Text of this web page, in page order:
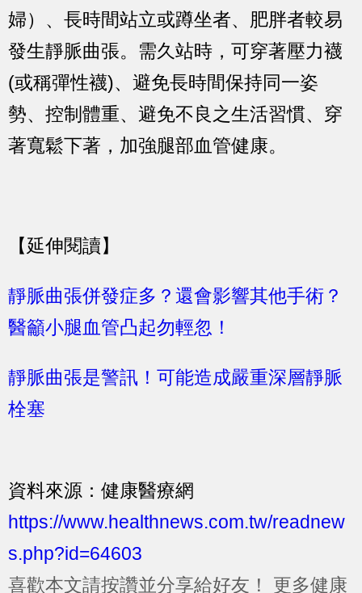
婦）、長時間站立或蹲坐者、肥胖者較易
發生靜脈曲張。需久站時，可穿著壓力襪
(或稱彈性襪)、避免長時間保持同一姿
勢、控制體重、避免不良之生活習慣、穿
著寬鬆下著，加強腿部血管健康。
【延伸閱讀】
靜脈曲張併發症多？還會影響其他手術？
醫籲小腿血管凸起勿輕忽！
靜脈曲張是警訊！可能造成嚴重深層靜脈
栓塞
資料來源：健康醫療網
https://www.healthnews.com.tw/readnew
s.php?id=64603
喜歡本文請按讚並分享給好友！
更多健康